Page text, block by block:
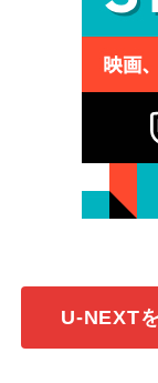
U-NEXT